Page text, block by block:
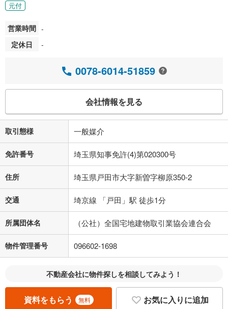
元付
営業時間 -
定休日
-
0078-6014-51859
会社情報を見る
取引態様 一般媒介
免許番号 埼玉県知事免許(4)第020300号
住所 埼玉県戸田市大字新曽字柳原350-2
交通 埼京線 「戸田」駅 徒歩1分
所属団体名 （公社）全国宅地建物取引業協会連合会
物件管理番号 096602-1698
不動産会社に物件探しを相談してみよう！
資料をもらう 無料 お気に入りに追加